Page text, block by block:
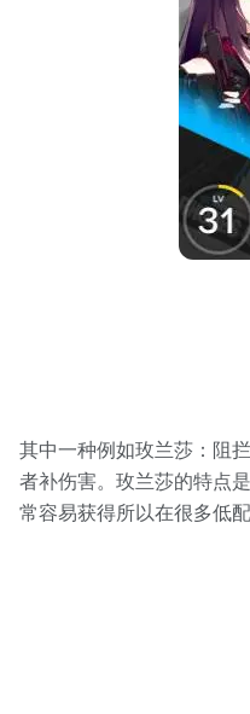
其中一种例如玫兰莎：阻
者补伤害。玫兰莎的特点
常容易获得所以在很多低